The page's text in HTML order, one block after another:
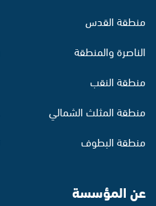
منطقة القدس
الناصرة والمنطقة
منطقة النقب
منطقة المثلث الشمالي
منطقة البطوف
عن المؤسسة